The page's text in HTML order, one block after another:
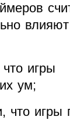
игры
ум;
что игры